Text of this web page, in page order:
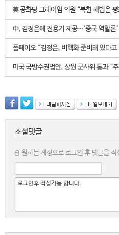
美 공화당 그레이엄 의원 “북한 해법은
中, 김정은에 전용기 제공…'중국 역할론'
폼페이오 “김정은, 비핵화 준비돼 있다고
미국 국방수권법안, 상원 군사위 통과 “
소셜댓글
원하는 계정으로 로그인 후 댓글을 작